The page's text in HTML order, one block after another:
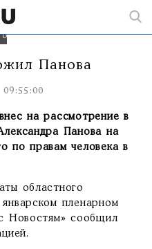
Кировской
области.
Панова
на рассмотрение в
Панова на
по правам человека в
областного
пленарном
Новостям» сообщил